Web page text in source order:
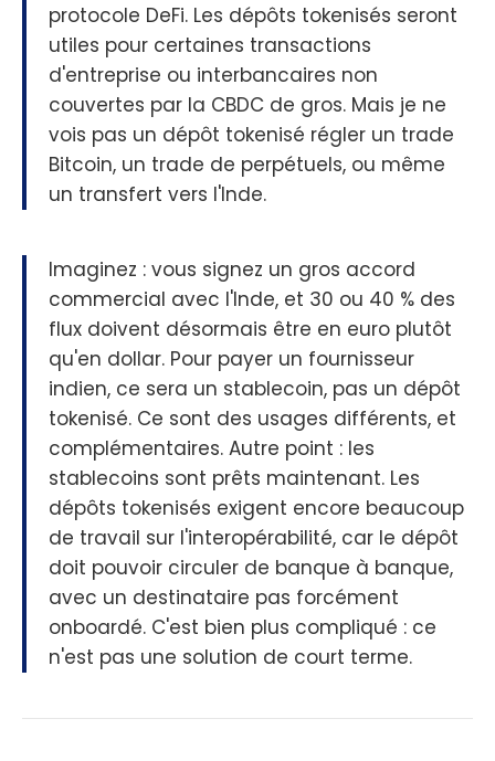
protocole DeFi. Les dépôts tokenisés seront
utiles pour certaines transactions
d'entreprise ou interbancaires non
couvertes par la CBDC de gros. Mais je ne
vois pas un dépôt tokenisé régler un trade
Bitcoin, un trade de perpétuels, ou même
un transfert vers l'Inde.
Imaginez : vous signez un gros accord
commercial avec l'Inde, et 30 ou 40 % des
flux doivent désormais être en euro plutôt
qu'en dollar. Pour payer un fournisseur
indien, ce sera un stablecoin, pas un dépôt
tokenisé. Ce sont des usages différents, et
complémentaires. Autre point : les
stablecoins sont prêts maintenant. Les
dépôts tokenisés exigent encore beaucoup
de travail sur l'interopérabilité, car le dépôt
doit pouvoir circuler de banque à banque,
avec un destinataire pas forcément
onboardé. C'est bien plus compliqué : ce
n'est pas une solution de court terme.